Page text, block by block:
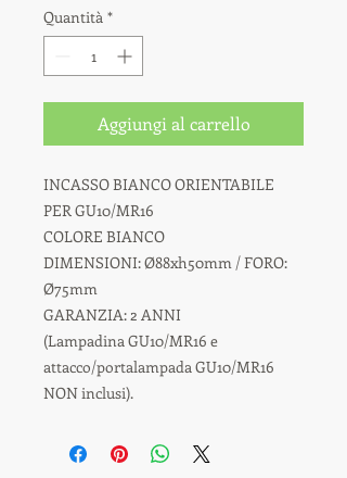
Quantità *
Aggiungi al carrello
INCASSO BIANCO ORIENTABILE
PER GU10/MR16
COLORE BIANCO
DIMENSIONI: Ø88xh50mm / FORO:
Ø75mm
GARANZIA: 2 ANNI
(Lampadina GU10/MR16 e
attacco/portalampada GU10/MR16
NON inclusi).